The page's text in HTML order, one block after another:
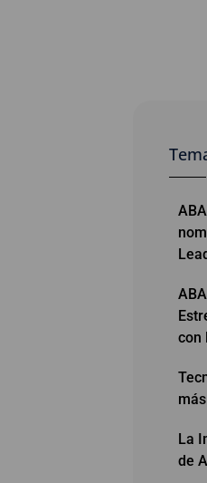
con
La
de